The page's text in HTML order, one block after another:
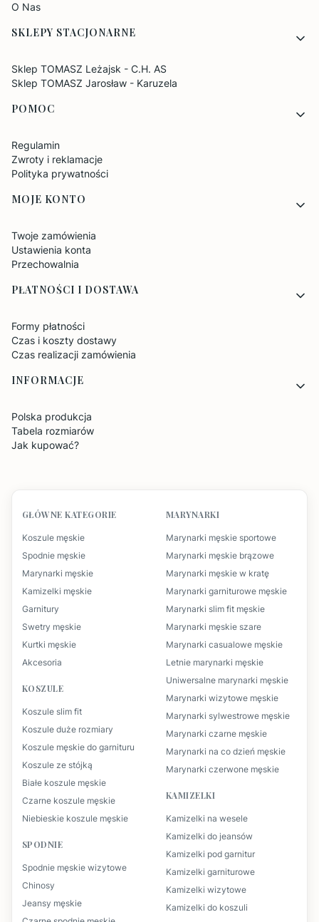
O Nas
SKLEPY STACJONARNE
Sklep TOMASZ Leżajsk - C.H. AS
Sklep TOMASZ Jarosław - Karuzela
POMOC
Regulamin
Zwroty i reklamacje
Polityka prywatności
MOJE KONTO
Twoje zamówienia
Ustawienia konta
Przechowalnia
PŁATNOŚCI I DOSTAWA
Formy płatności
Czas i koszty dostawy
Czas realizacji zamówienia
INFORMACJE
Polska produkcja
Tabela rozmiarów
Jak kupować?
GŁÓWNE KATEGORIE
Koszule męskie
Spodnie męskie
Marynarki męskie
Kamizelki męskie
Garnitury
Swetry męskie
Kurtki męskie
Akcesoria
KOSZULE
Koszule slim fit
Koszule duże rozmiary
Koszule męskie do garnituru
Koszule ze stójką
Białe koszule męskie
Czarne koszule męskie
Niebieskie koszule męskie
SPODNIE
Spodnie męskie wizytowe
Chinosy
Jeansy męskie
MARYNARKI
Marynarki męskie sportowe
Marynarki męskie brązowe
Marynarki męskie w kratę
Marynarki garniturowe męskie
Marynarki slim fit męskie
Marynarki męskie szare
Marynarki casualowe męskie
Letnie marynarki męskie
Uniwersalne marynarki męskie
Marynarki wizytowe męskie
Marynarki sylwestrowe męskie
Marynarki czarne męskie
Marynarki na co dzień męskie
Marynarki czerwone męskie
KAMIZELKI
Kamizelki na wesele
Kamizelki do jeansów
Kamizelki pod garnitur
Kamizelki garniturowe
Kamizelki wizytowe
Kamizelki do koszuli